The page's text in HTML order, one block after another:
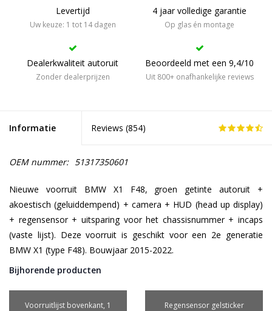
Levertijd
Uw keuze: 1 tot 14 dagen
4 jaar volledige garantie
Op glas én montage
Dealerkwaliteit autoruit
Zonder dealerprijzen
Beoordeeld met een 9,4/10
Uit 800+ onafhankelijke reviews
Informatie Reviews (854)
OEM nummer: 51317350601
Nieuwe voorruit BMW X1 F48, groen getinte autoruit +
akoestisch (geluiddempend) + camera + HUD (head up display)
+ regensensor + uitsparing voor het chassisnummer + incaps
(vaste lijst). Deze voorruit is geschikt voor een 2e generatie
BMW X1 (type F48). Bouwjaar 2015-2022.
Bijhorende producten
Voorruitlijst bovenkant, 1
Regensensor gelsticker